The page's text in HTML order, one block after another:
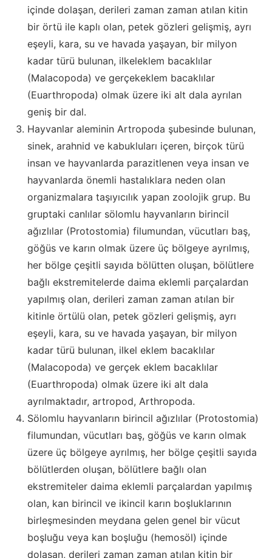
içinde dolaşan, derileri zaman zaman atılan kitin
bir örtü ile kaplı olan, petek gözleri gelişmiş, ayrı
eşeyli, kara, su ve havada yaşayan, bir milyon
kadar türü bulunan, ilkeleklem bacaklılar
(Malacopoda) ve gerçekeklem bacaklılar
(Euarthropoda) olmak üzere iki alt dala ayrılan
geniş bir dal.
Hayvanlar aleminin Artropoda şubesinde bulunan,
sinek, arahnid ve kabukluları içeren, birçok türü
insan ve hayvanlarda parazitlenen veya insan ve
hayvanlarda önemli hastalıklara neden olan
organizmalara taşıyıcılık yapan zoolojik grup. Bu
gruptaki canlılar sölomlu hayvanların birincil
ağızlılar (Protostomia) filumundan, vücutları baş,
göğüs ve karın olmak üzere üç bölgeye ayrılmış,
her bölge çeşitli sayıda bölütten oluşan, bölütlere
bağlı ekstremitelerde daima eklemli parçalardan
yapılmış olan, derileri zaman zaman atılan bir
kitinle örtülü olan, petek gözleri gelişmiş, ayrı
eşeyli, kara, su ve havada yaşayan, bir milyon
kadar türü bulunan, ilkel eklem bacaklılar
(Malacopoda) ve gerçek eklem bacaklılar
(Euarthropoda) olmak üzere iki alt dala
ayrılmaktadır, artropod, Arthropoda.
Sölomlu hayvanların birincil ağızlılar (Protostomia)
filumundan, vücutları baş, göğüs ve karın olmak
üzere üç bölgeye ayrılmış, her bölge çeşitli sayıda
bölütlerden oluşan, bölütlere bağlı olan
ekstremiteler daima eklemli parçalardan yapılmış
olan, kan birincil ve ikincil karın boşluklarının
birleşmesinden meydana gelen genel bir vücut
boşluğu veya kan boşluğu (hemosöl) içinde
dolaşan, derileri zaman zaman atılan kitin bir